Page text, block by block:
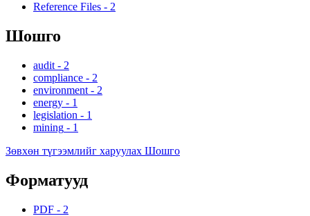
Reference Files - 2
Шошго
audit - 2
compliance - 2
environment - 2
energy - 1
legislation - 1
mining - 1
Зөвхөн түгээмлийг харуулах Шошго
Форматууд
PDF - 2